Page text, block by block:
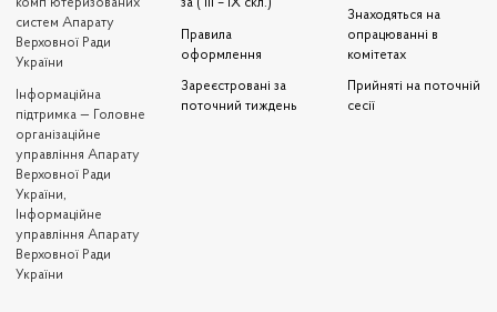
комп'ютеризованих
систем Апарату
Верховної Ради
України
Iнформаційна
підтримка — Головне
організаційне
управління Апарату
Верховної Ради
України,
Інформаційне
управління Апарату
Верховної Ради
України
за ( III – IX скл.)
Правила
оформлення
Зареєстровані за
поточний тиждень
Знаходяться на
опрацюванні в
комітетах
Прийняті на поточній
сесії